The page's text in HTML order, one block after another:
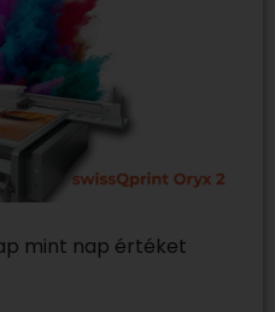
mint nap értéket